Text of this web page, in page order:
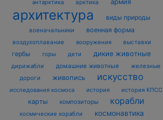
антарктика арктика армия
архитектура виды природы
военачальники военная форма
воздухоплавание вооружения выставки
гербы горы дети дикие животные
дирижабли домашние животные
железные
дороги
живопись искусство
исследования космоса история история КПСС
карты композиторы корабли
космические корабли
космонавтика